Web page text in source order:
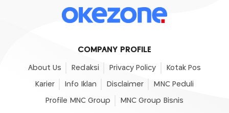
COMPANY PROFILE
About Us Redaksi Privacy Policy Kotak Pos
Karier Info Iklan Disclaimer MNC Peduli
Profile MNC Group MNC Group Bisnis